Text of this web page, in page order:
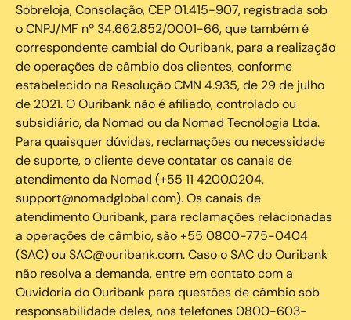
Sobreloja, Consolação, CEP 01.415-907, registrada sob
o CNPJ/MF nº 34.662.852/0001-66, que também é
correspondente cambial do Ouribank, para a realização
de operações de câmbio dos clientes, conforme
estabelecido na Resolução CMN 4.935, de 29 de julho
de 2021. O Ouribank não é afiliado, controlado ou
subsidiário, da Nomad ou da Nomad Tecnologia Ltda.
Para quaisquer dúvidas, reclamações ou necessidade
de suporte, o cliente deve contatar os canais de
atendimento da Nomad (+55 11 4200.0204,
support@nomadglobal.com). Os canais de
atendimento Ouribank, para reclamações relacionadas
a operações de câmbio, são +55 0800-775-0404
(SAC) ou SAC@ouribank.com. Caso o SAC do Ouribank
não resolva a demanda, entre em contato com a
Ouvidoria do Ouribank para questões de câmbio sob
responsabilidade deles, nos telefones 0800-603-